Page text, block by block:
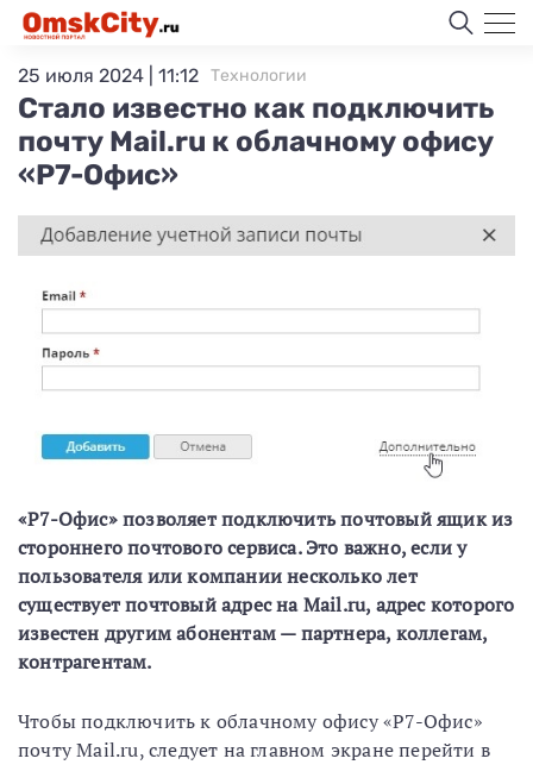
Стало известно как подключить
почту Mail.ru к облачному офису
«Р7-Офис»
25 июля 2024 | 11:12 Технологии
«Р7-Офис» позволяет подключить почтовый ящик из
стороннего почтового сервиса. Это важно, если у
пользователя или компании несколько лет
существует почтовый адрес на Mail.ru, адрес которого
известен другим абонентам — партнера, коллегам,
контрагентам.
Чтобы подключить к облачному офису «Р7-Офис»
почту Mail.ru, следует на главном экране перейти в